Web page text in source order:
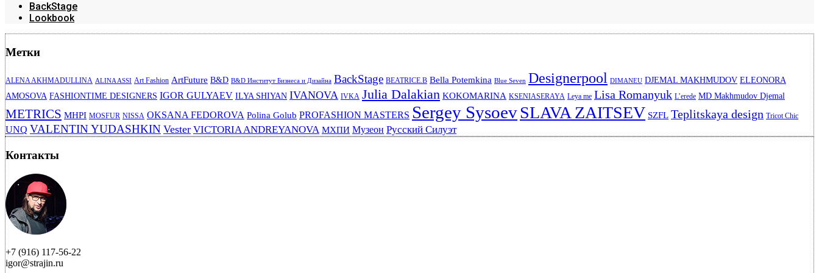
BackStage
Lookbook
Метки
ALENA AKHMADULLINA ALINA ASSI Art Fashion ArtFuture B&D B&D Институт Бизнеса и Дизайна BackStage BEATRICE.B Bella Potemkina Blue Seven Designerpool DIMANEU DJEMAL MAKHMUDOV ELEONORA
AMOSOVA FASHIONTIME DESIGNERS IGOR GULYAEV ILYA SHIYAN IVANOVA IVKA Julia Dalakian KOKOMARINA KSENIASERAYA Leya me Lisa Romanyuk L’erede MD Makhmudov Djemal
METRICS MHPI MOSFUR NISSA OKSANA FEDOROVA Polina Golub PROFASHION MASTERS Sergey SysoevSLAVA ZAITSEV SZFL Teplitskaya design Tricot Chic
UNQ VALENTIN YUDASHKIN Vester VICTORIA ANDREYANOVA МХПИ Музеон Русский Силуэт
Контакты
+7 (916) 117-56-22
igor@strajin.ru